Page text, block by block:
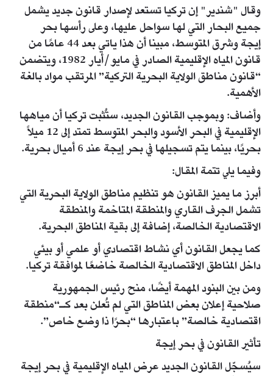
وقال "شندير" إن تركيا تستعد لإصدار قانون جديد يشمل
جميع البحار التي لها سواحل عليها، وعلى رأسها بحر
إيجة وشرق المتوسط، مبينا أن هذا ياتي بعد 44 عامًا من
قانون المياه الإقليمية الصادر في مايو/أيار 1982، ويتضمن
“قانون مناطق الولاية البحرية التركية” المرتقب مواد بالغة
الأهمية.
وأضاف: وبموجب القانون الجديد، ستُثبت تركيا أن مياهها
الإقليمية في البحر الأسود والبحر المتوسط تمتد إلى 12 ميلاً
بحريًا، بينما يتم تسجيلها في بحر إيجة عند 6 أميال بحرية.
وفيما يلي تتمة المقال:
أبرز ما يميز القانون هو تنظيم مناطق الولاية البحرية التي
تشمل الجرف القاري والمنطقة المتاخمة والمنطقة
الاقتصادية الخالصة، إضافة إلى بقية المناطق البحرية.
كما يجعل القانون أي نشاط اقتصادي أو علمي أو بيئي
داخل المناطق الاقتصادية الخالصة خاضعًا لموافقة تركيا.
ومن بين البنود المهمة أيضًا، منح رئيس الجمهورية
صلاحية إعلان بعض المناطق التي لم تُعلن بعد كـ“منطقة
اقتصادية خالصة” باعتبارها “بحرًا ذا وضع خاص”.
تأثير القانون في بحر إيجة
سيُسجّل القانون الجديد عرض المياه الإقليمية في بحر إيجة